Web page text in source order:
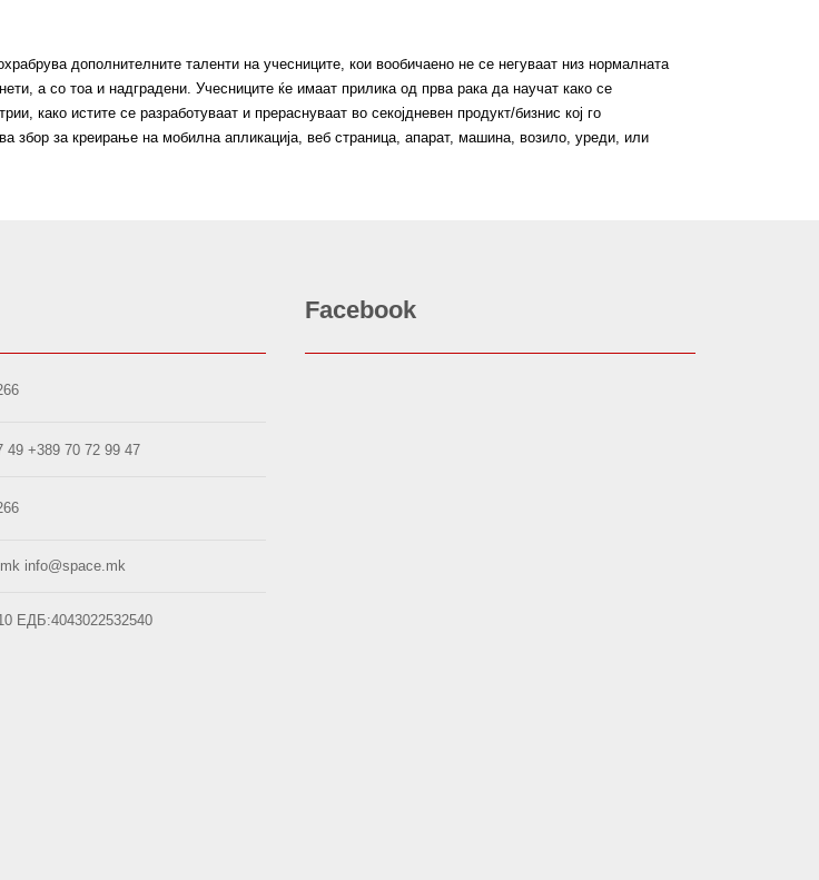
дополнителните таленти на учесниците, кои вообичаено не се негуваат низ нормалната
а со тоа и надградени. Учесниците ќе имаат прилика од прва рака да научат како се
како истите се разработуваат и прераснуваат во секојдневен продукт/бизнис кој го
збор за креирање на мобилна апликација, веб страница, апарат, машина, возило, уреди, или
49 +389 70 72 99 47
info@space.mk
ЕДБ:4043022532540
Facebook